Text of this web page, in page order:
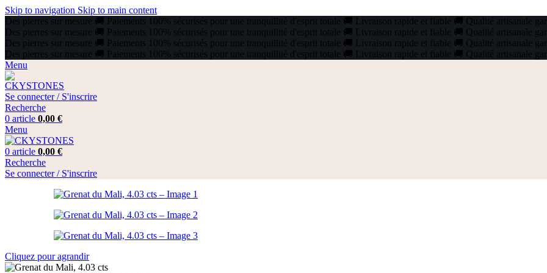
Skip to navigation Skip to main content
Des pierres sur mesure 🚚 Paiements 100% sécurisés pour une tranquillité d'esprit totale 🚚 Livraison rapide et fiable 🚚 Qualité artisanale
Des pierres sur mesure 🚚 Paiements 100% sécurisés pour une tranquillité d'esprit totale 🚚 Livraison rapide et fiable 🚚 Qualité artisanale
Des pierres sur mesure 🚚 Paiements 100% sécurisés pour une tranquillité d'esprit totale 🚚 Livraison rapide et fiable 🚚 Qualité artisanale
Des pierres sur mesure 🚚 Paiements 100% sécurisés pour une tranquillité d'esprit totale 🚚 Livraison rapide et fiable 🚚 Qualité artisanale
Menu
Se connecter / S'inscrire
Recherche
0 article 0,00 €
Menu
0 article 0,00 €
Recherche
Se connecter / S'inscrire
Cliquez pour agrandir